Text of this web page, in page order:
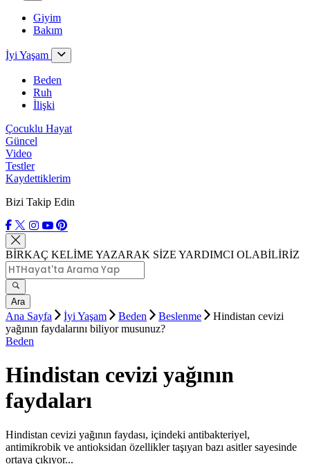
Giyim
Bakım
İyi Yaşam
Beden
Ruh
İlişki
Çocuklu Hayat
Güncel
Video
Testler
Kaydettiklerim
Bizi Takip Edin
BİRKAÇ KELİME YAZARAK SİZE YARDIMCI OLABİLİRİZ
Ara
Ana Sayfa İyi Yaşam Beden Beslenme
Hindistan cevizi
yağının faydalarını biliyor musunuz?
Beden
Hindistan cevizi yağının
faydaları
Hindistan cevizi yağının faydası, içindeki antibakteriyel,
antimikrobik ve antioksidan özellikler taşıyan bazı asitler sayesinde
ortaya çıkıyor...